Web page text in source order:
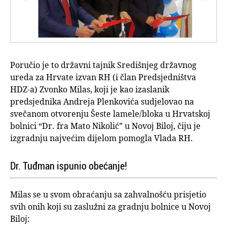
Poručio je to državni tajnik Središnjeg državnog
ureda za Hrvate izvan RH (i član Predsjedništva
HDZ-a) Zvonko Milas, koji je kao izaslanik
predsjednika Andreja Plenkovića sudjelovao na
svečanom otvorenju Šeste lamele/bloka u Hrvatskoj
bolnici “Dr. fra Mato Nikolić” u Novoj Biloj, čiju je
izgradnju najvećim dijelom pomogla Vlada RH.
Dr. Tuđman ispunio obećanje!
Milas se u svom obraćanju sa zahvalnošću prisjetio
svih onih koji su zaslužni za gradnju bolnice u Novoj
Biloj: